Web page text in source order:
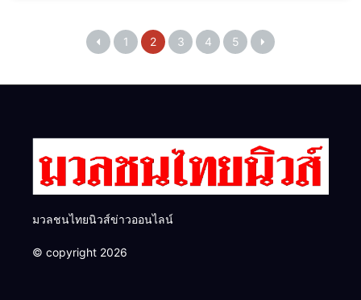
1 2 3 4 5
มวลชนไทยนิวส์ข่าวออนไลน์
© copyright 2026